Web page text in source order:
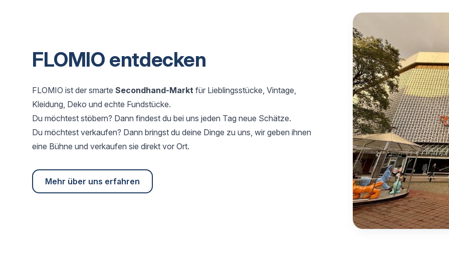
FLOMIO entdecken
FLOMIO ist der smarte Secondhand-Markt für Lieblingsstücke, Vintage,
Kleidung, Deko und echte Fundstücke.
Du möchtest stöbern? Dann findest du bei uns jeden Tag neue Schätze.
Du möchtest verkaufen? Dann bringst du deine Dinge zu uns, wir geben ihnen
eine Bühne und verkaufen sie direkt vor Ort.
Mehr über uns erfahren